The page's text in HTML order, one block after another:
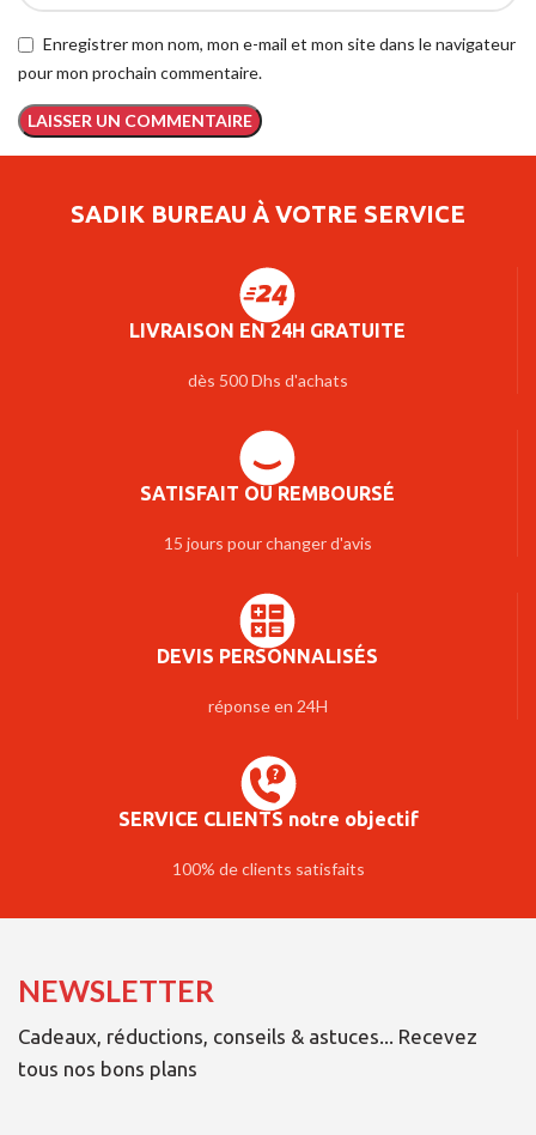
Enregistrer mon nom, mon e-mail et mon site dans le navigateur
pour mon prochain commentaire.
SADIK BUREAU À VOTRE SERVICE
LIVRAISON EN 24H GRATUITE
dès 500 Dhs d'achats
SATISFAIT OU REMBOURSÉ
15 jours pour changer d'avis
DEVIS PERSONNALISÉS
réponse en 24H
SERVICE CLIENTS notre objectif
100% de clients satisfaits
NEWSLETTER
Cadeaux, réductions, conseils & astuces... Recevez
tous nos bons plans